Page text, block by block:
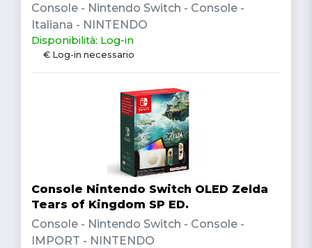
Console - Nintendo Switch - Console -
Italiana - NINTENDO
Disponibilità: Log-in
€ Log-in necessario
Console Nintendo Switch OLED Zelda
Tears of Kingdom SP ED.
Console - Nintendo Switch - Console -
IMPORT - NINTENDO